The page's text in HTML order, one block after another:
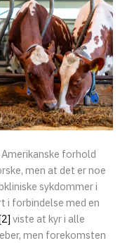
forhold
men at det er noe
sykdommer i
i forbindelse med en
viste at kyr i alle
men forekomsten